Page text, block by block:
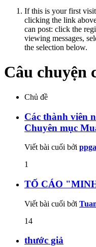
If this is your first
clicking the link
can post: click the
viewing messages,
the selection below.
Câu chuyện
Chủ đề
Các thành viên
Chuyên mục
Viết bài cuối bởi
1
TỐ CÁO
Viết bài cuối bởi
14
thước giả